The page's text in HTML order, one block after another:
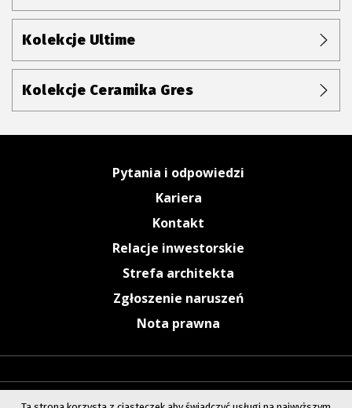
Kolekcje Ultime
Kolekcje Ceramika Gres
Pytania i odpowiedzi
Kariera
Kontakt
Relacje inwestorskie
Strefa architekta
Zgłoszenie naruszeń
Nota prawna